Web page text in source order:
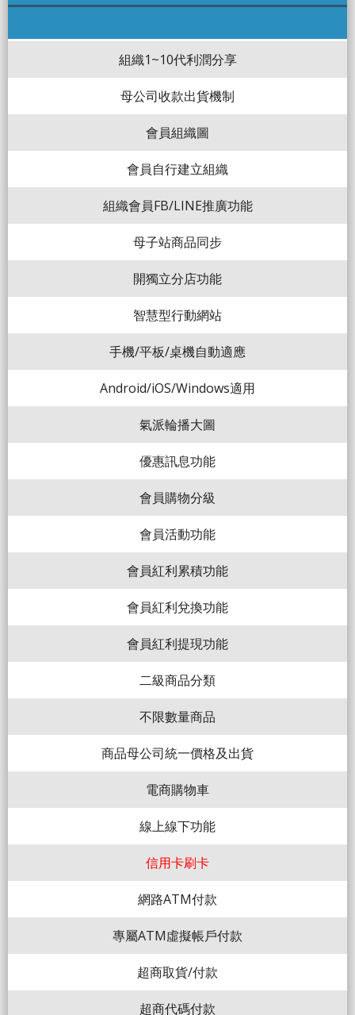
組織1~10代利潤分享
母公司收款出貨機制
會員組織圖
會員自行建立組織
組織會員FB/LINE推廣功能
母子站商品同步
開獨立分店功能
智慧型行動網站
手機/平板/桌機自動適應
Android/iOS/Windows適用
氣派輪播大圖
優惠訊息功能
會員購物分級
會員活動功能
會員紅利累積功能
會員紅利兌換功能
會員紅利提現功能
二級商品分類
不限數量商品
商品母公司統一價格及出貨
電商購物車
線上線下功能
信用卡刷卡
網路ATM付款
專屬ATM虛擬帳戶付款
超商取貨/付款
超商代碼付款